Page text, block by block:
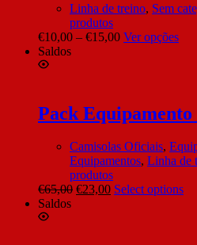
Linha de treino, Sem
produtos
€10,00 – €15,00 Ver opções
Saldos
Pack Equipamento
Camisolas Oficiais,
Equipamentos, Linha de
produtos
€65,00 €23,00 Select options
Saldos